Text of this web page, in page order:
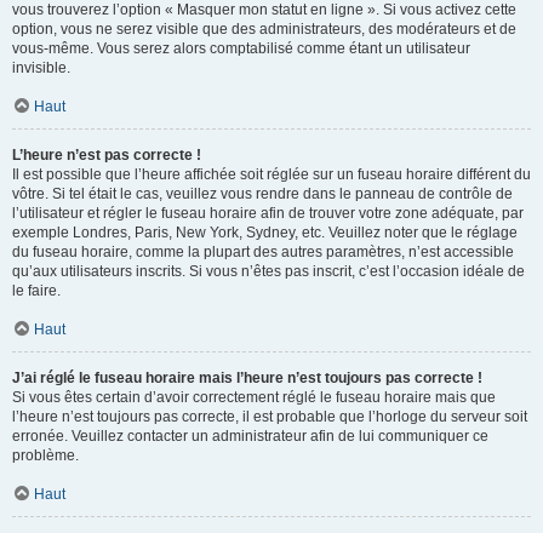
vous trouverez l’option « Masquer mon statut en ligne ». Si vous activez cette
option, vous ne serez visible que des administrateurs, des modérateurs et de
vous-même. Vous serez alors comptabilisé comme étant un utilisateur
invisible.
Haut
L’heure n’est pas correcte !
Il est possible que l’heure affichée soit réglée sur un fuseau horaire différent du
vôtre. Si tel était le cas, veuillez vous rendre dans le panneau de contrôle de
l’utilisateur et régler le fuseau horaire afin de trouver votre zone adéquate, par
exemple Londres, Paris, New York, Sydney, etc. Veuillez noter que le réglage
du fuseau horaire, comme la plupart des autres paramètres, n’est accessible
qu’aux utilisateurs inscrits. Si vous n’êtes pas inscrit, c’est l’occasion idéale de
le faire.
Haut
J’ai réglé le fuseau horaire mais l’heure n’est toujours pas correcte !
Si vous êtes certain d’avoir correctement réglé le fuseau horaire mais que
l’heure n’est toujours pas correcte, il est probable que l’horloge du serveur soit
erronée. Veuillez contacter un administrateur afin de lui communiquer ce
problème.
Haut